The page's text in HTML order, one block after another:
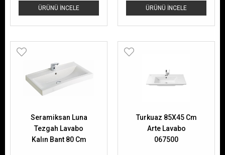
ÜRÜNÜ İNCELE ÜRÜNÜ İNCELE
Seramiksan Luna
Tezgah Lavabo
Kalın Bant 80 Cm
Turkuaz 85X45 Cm
Arte Lavabo
067500